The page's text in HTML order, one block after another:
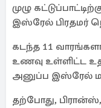
முழு
இஸ்ரேல் பிரதமர்
கடந்த 11
உணவு உள்ளிட்ட
அனுப்ப இஸ்ரேல்
தற்போது,